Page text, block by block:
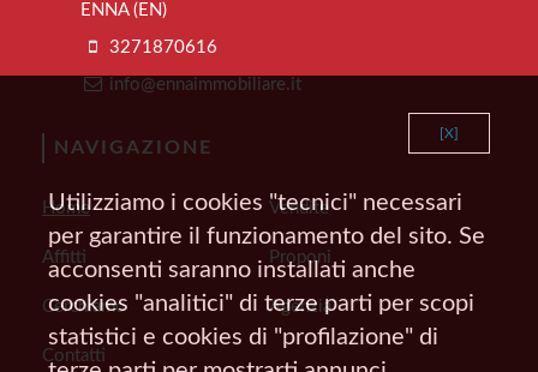
ENNA (EN)
3271870616
info@ennaimmobiliare.it
NAVIGAZIONE
Home Vendite
Affitti Proponi
Cerchiamo Agenzia
Contatti
[X]
Utilizziamo i cookies "tecnici" necessari
per garantire il funzionamento del sito. Se
acconsenti saranno installati anche
cookies "analitici" di terze parti per scopi
statistici e cookies di "profilazione" di